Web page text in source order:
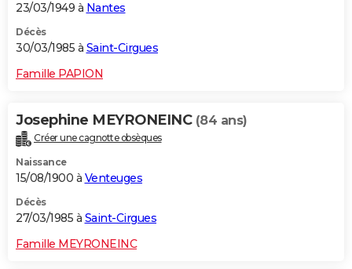
23/03/1949 à Nantes
Décès
30/03/1985 à Saint-Cirgues
Famille PAPION
Josephine MEYRONEINC (84 ans)
Créer une cagnotte obsèques
Naissance
15/08/1900 à Venteuges
Décès
27/03/1985 à Saint-Cirgues
Famille MEYRONEINC